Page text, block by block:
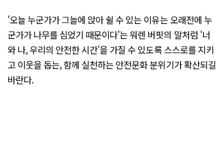
'오늘 누군가가 그늘에 앉아 쉴 수 있는 이유는 오래전에 누
군가가 나무를 심었기 때문이다'는 워렌 버핏의 말처럼 '너
와 나, 우리의 안전한 시간'을 가질 수 있도록 스스로를 지키
고 이웃을 돕는, 함께 실천하는 안전문화 분위기가 확산되길
바란다.